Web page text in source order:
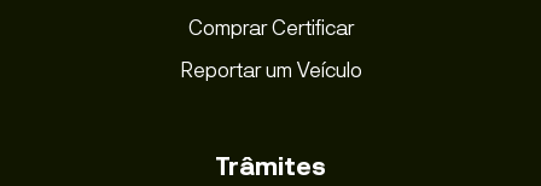
Comprar Certificar
Reportar um Veículo
Trâmites